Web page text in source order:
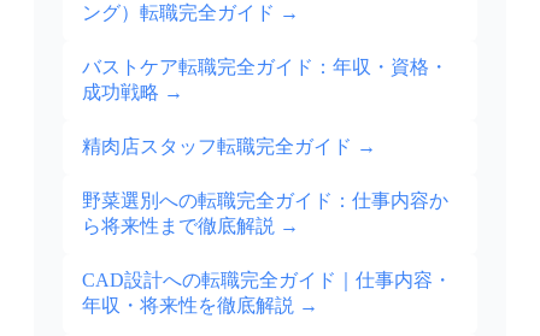
ング）転職完全ガイド →
バストケア転職完全ガイド：年収・資格・
成功戦略 →
精肉店スタッフ転職完全ガイド →
野菜選別への転職完全ガイド：仕事内容か
ら将来性まで徹底解説 →
CAD設計への転職完全ガイド｜仕事内容・
年収・将来性を徹底解説 →